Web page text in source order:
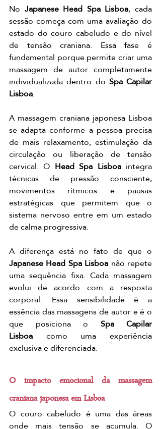
No Japanese Head Spa Lisboa, cada
sessão começa com uma avaliação do
estado do couro cabeludo e do nível
de tensão craniana. Essa fase é
fundamental porque permite criar uma
massagem de autor completamente
individualizada dentro do Spa Capilar
Lisboa.
A massagem craniana japonesa Lisboa
se adapta conforme a pessoa precisa
de mais relaxamento, estimulação da
circulação ou liberação de tensão
cervical. O Head Spa Lisboa integra
técnicas de pressão consciente,
movimentos rítmicos e pausas
estratégicas que permitem que o
sistema nervoso entre em um estado
de calma progressiva.
Japanese Head Spa Lisboa não repete
uma sequência fixa. Cada massagem
evolui de acordo com a resposta
corporal. Essa sensibilidade é a
essência das massagens de autor e é o
que posiciona o Spa Capilar
Lisboa como uma experiência
exclusiva e diferenciada.
O impacto emocional da massagem
craniana japonesa em Lisboa
O couro cabeludo é uma das áreas